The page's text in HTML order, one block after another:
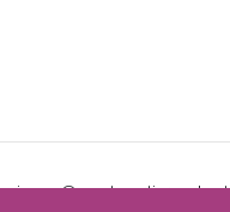
wels.at